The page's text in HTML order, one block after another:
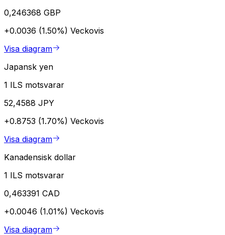
0,246368 GBP
+0.0036 (1.50%) Veckovis
Visa diagram
Japansk yen
1 ILS motsvarar
52,4588 JPY
+0.8753 (1.70%) Veckovis
Visa diagram
Kanadensisk dollar
1 ILS motsvarar
0,463391 CAD
+0.0046 (1.01%) Veckovis
Visa diagram